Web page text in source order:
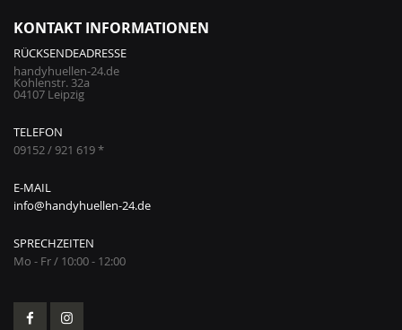
KONTAKT INFORMATIONEN
RÜCKSENDEADRESSE
handyhuellen-24.de
Kohlenstr. 32a
04107 Leipzig
TELEFON
09152 / 921 619 *
E-MAIL
info@handyhuellen-24.de
SPRECHZEITEN
Mo - Fr / 10:00 - 12:00